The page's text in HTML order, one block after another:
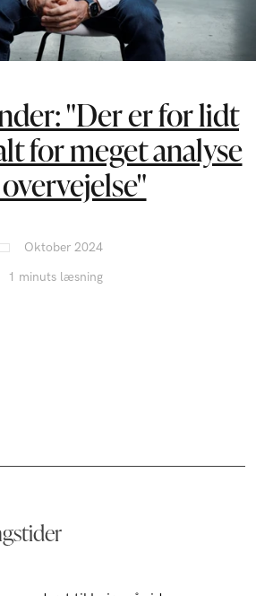
"Der er for lidt
for meget analyse
Oktober 2024
1 minuts læsning